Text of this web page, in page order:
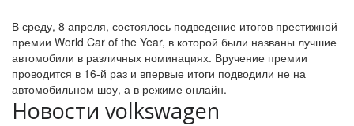
В среду, 8 апреля, состоялось подведение итогов престижной
премии World Car of the Year, в которой были названы лучшие
автомобили в различных номинациях. Вручение премии
проводится в 16-й раз и впервые итоги подводили не на
автомобильном шоу, а в режиме онлайн.
Новости volkswagen